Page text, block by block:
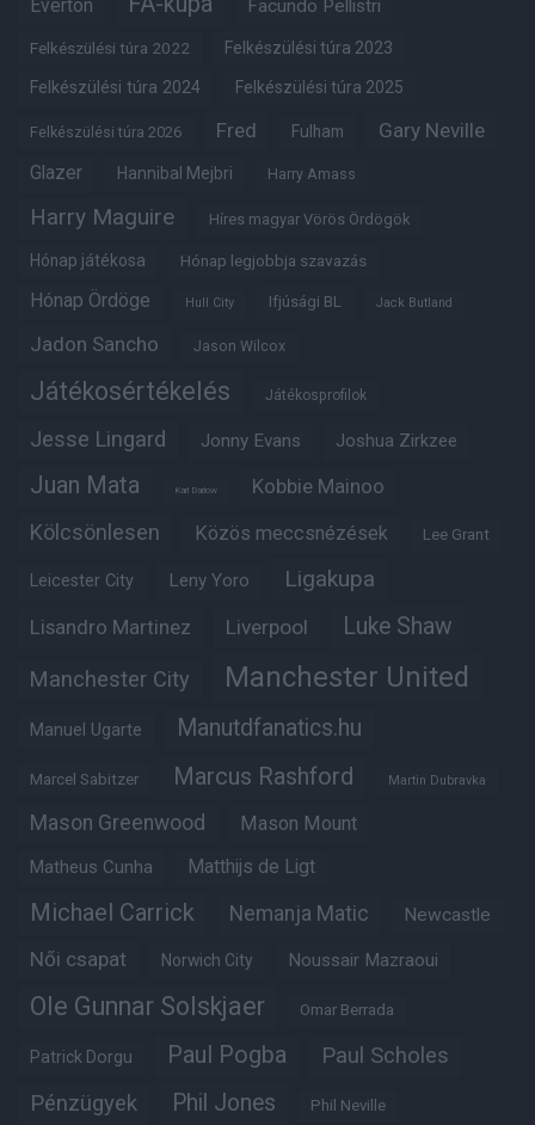
Everton Facundo Pellistri
Felkészülési túra 2022 Felkészülési túra 2023
Felkészülési túra 2024 Felkészülési túra 2025
Felkészülési túra 2026 Fred Fulham Gary Neville
Glazer Hannibal Mejbri Harry Amass
Harry Maguire Híres magyar Vörös Ördögök
Hónap játékosa Hónap legjobbja szavazás
Hónap Ördöge Hull City Ifjúsági BL Jack Butland
Jadon Sancho Jason Wilcox
Játékosértékelés Játékosprofilok
Jesse Lingard Jonny Evans Joshua Zirkzee
Juan Mata Karl Darlow Kobbie Mainoo
Kölcsönlesen Közös meccsnézések Lee Grant
Leicester City Leny Yoro Ligakupa
Lisandro Martinez Liverpool Luke Shaw
Manchester City Manchester United
Manuel Ugarte Manutdfanatics.hu
Marcel Sabitzer Marcus Rashford Martin Dubravka
Mason Greenwood Mason Mount
Matheus Cunha Matthijs de Ligt
Michael Carrick Nemanja Matic Newcastle
Női csapat Norwich City Noussair Mazraoui
Ole Gunnar Solskjaer Omar Berrada
Patrick Dorgu Paul Pogba Paul Scholes
Pénzügyek Phil Jones Phil Neville